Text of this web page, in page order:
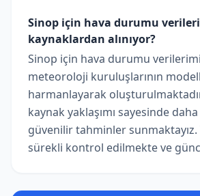
Sinop için hava durumu
kaynaklardan alınıyor?
Sinop için hava durumu
meteoroloji kuruluşlarının
harmanlayarak
kaynak yaklaşımı sayesinde
güvenilir tahminler
sürekli kontrol edilmekte ve